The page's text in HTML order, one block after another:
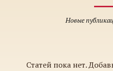
Новые
Статей пока нет.